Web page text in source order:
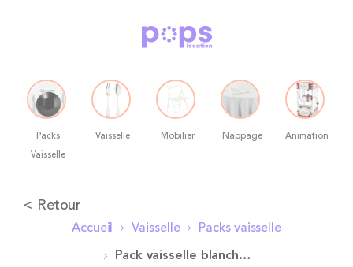
Packs
Vaisselle
Vaisselle Mobilier Nappage Animation
Allez
< Retour
Accueil Vaisselle Packs vaisselle
Pack vaisselle blanche élégante-Plat et dessert (40 pers. max)